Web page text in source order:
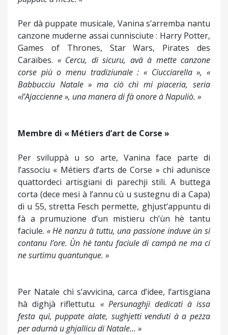
Per dà puppate musicale, Vanina s’arremba nantu
canzone muderne assai cunnisciute : Harry Potter,
Games of Thrones, Star Wars, Pirates des
Caraïbes. « Cercu, di sicuru, avà à mette canzone
corse più o menu tradiziunale : « Ciucciarella », «
Babbucciu Natale » ma ciò chì mi piaceria, seria
«l’Ajaccienne », una manera di fà onore à Napuliò. »
Membre di « Métiers d’art de Corse »
Per sviluppà u so arte, Vanina face parte di
l’associu « Métiers d’arts de Corse » chì adunisce
quattordeci artisgiani di parechji stili. A buttega
corta (dece mesi à l’annu cù u sustegnu di a Capa)
di u 55, stretta Fesch permette, ghjust’appuntu di
fà a prumuzione d’un mistieru ch’ùn hè tantu
faciule. « Hè nanzu à tuttu, una passione induve ùn si
contanu l’ore. Ùn hè tantu faciule di campà ne ma ci
ne surtimu quantunque. »
Per Natale chì s’avvicina, carca d’idee, l’artisgiana
hà dighjà riflettutu. « Persunaghji dedicati à issa
festa quì, puppate alate, sughjetti venduti à a pezza
per adurnà u ghjallicu di Natale... »